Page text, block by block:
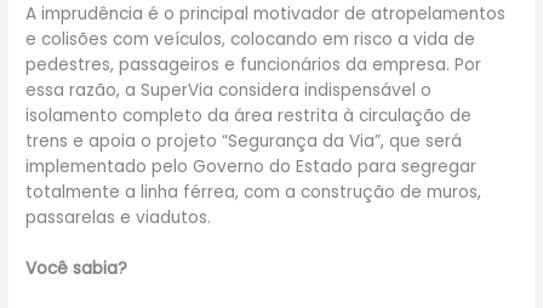
A imprudência é o principal motivador de atropelamentos
e colisões com veículos, colocando em risco a vida de
pedestres, passageiros e funcionários da empresa. Por
essa razão, a SuperVia considera indispensável o
isolamento completo da área restrita à circulação de
trens e apoia o projeto “Segurança da Via”, que será
implementado pelo Governo do Estado para segregar
totalmente a linha férrea, com a construção de muros,
passarelas e viadutos.
Você sabia?